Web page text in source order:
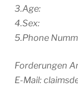
3.Age:
4.Sex:
5.Phone
Forderungen
E-Mail: